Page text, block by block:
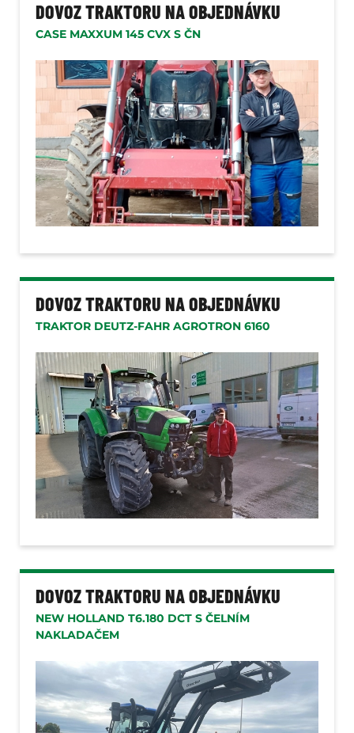
DOVOZ TRAKTORU NA OBJEDNÁVKU
CASE MAXXUM 145 CVX S ČN
DOVOZ TRAKTORU NA OBJEDNÁVKU
TRAKTOR DEUTZ-FAHR AGROTRON 6160
DOVOZ TRAKTORU NA OBJEDNÁVKU
NEW HOLLAND T6.180 DCT S ČELNÍM
NAKLADAČEM